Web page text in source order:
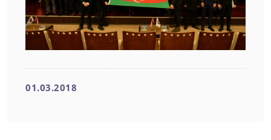
01.03.2018